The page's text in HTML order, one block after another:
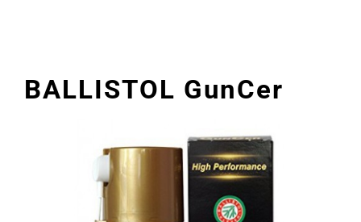
BALLISTOL GunCer